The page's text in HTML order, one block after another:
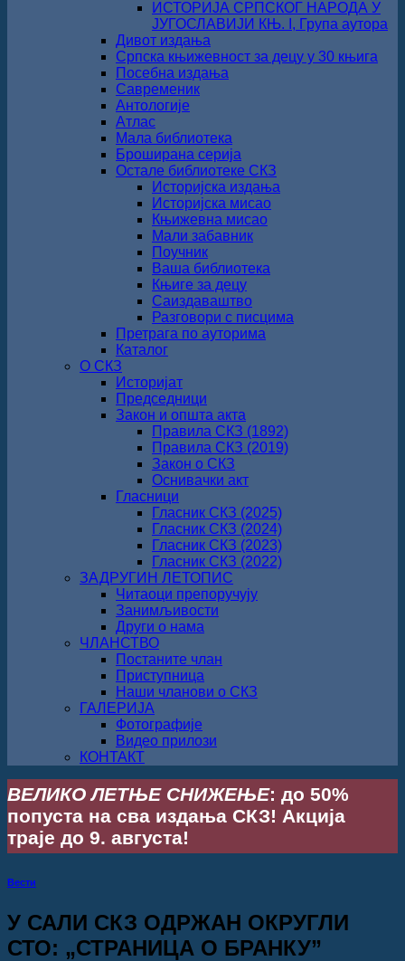
ИСТОРИЈА СРПСКОГ НАРОДА У
ЈУГОСЛАВИЈИ КЊ. I, Група аутора
Дивот издања
Српска књижевност за децу у 30 књига
Посебна издања
Савременик
Антологије
Атлас
Мала библиотека
Броширана серија
Остале библиотеке СКЗ
Историјска издања
Историјска мисао
Књижевна мисао
Мали забавник
Поучник
Ваша библиотека
Књиге за децу
Саиздаваштво
Разговори с писцима
Претрага по ауторима
Каталог
О СКЗ
Историјат
Председници
Закон и општа акта
Правила СКЗ (1892)
Правила СКЗ (2019)
Закон о СКЗ
Оснивачки акт
Гласници
Гласник СКЗ (2025)
Гласник СКЗ (2024)
Гласник СКЗ (2023)
Гласник СКЗ (2022)
ЗАДРУГИН ЛЕТОПИС
Читаоци препоручују
Занимљивости
Други о нама
ЧЛАНСТВО
Постаните члан
Приступница
Наши чланови о СКЗ
ГАЛЕРИЈА
Фотографије
Видео прилози
КОНТАКТ
ВЕЛИКО ЛЕТЊЕ СНИЖЕЊЕ: до 50%
попуста на сва издања СКЗ! Акција
траје до 9. августа!
Вести
У САЛИ СКЗ ОДРЖАН ОКРУГЛИ
СТО: „СТРАНИЦА О БРАНКУ”